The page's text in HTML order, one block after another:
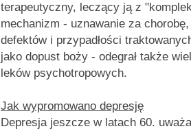
terapeutyczny, leczący ją z
mechanizm - uznawanie za
defektów i przypadłości
jako dopust boży - odegrał także
leków psychotropowych.
Jak wypromowano depresję
Depresja jeszcze w latach 60.